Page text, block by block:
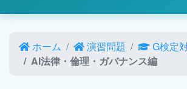
ホーム 演習問題
G検定
AI法律・倫理・ガバナンス編